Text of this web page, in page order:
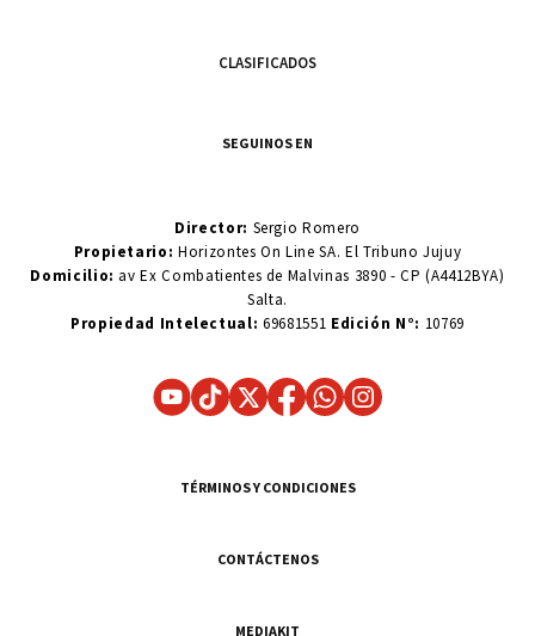
CLASIFICADOS
SEGUINOS EN
Director: Sergio Romero
Propietario:Horizontes On Line SA. El Tribuno Jujuy
Domicilio: av Ex Combatientes de Malvinas 3890 - CP (A4412BYA)
Salta.
Propiedad Intelectual: 69681551 Edición N°: 10769
TÉRMINOS Y CONDICIONES
CONTÁCTENOS
MEDIAKIT